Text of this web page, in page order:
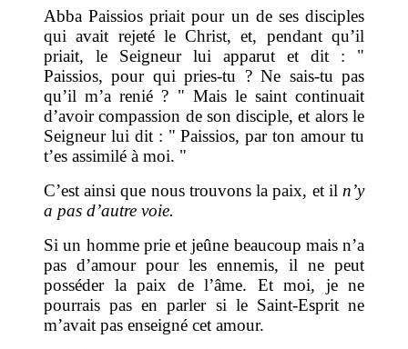
Abba Paissios priait pour un de ses disciples
qui avait rejeté le Christ, et, pendant qu’il
priait, le Seigneur lui apparut et dit : "
Paissios, pour qui pries-tu ? Ne sais-tu pas
qu’il m’a renié ? " Mais le saint continuait
d’avoir compassion de son disciple, et alors le
Seigneur lui dit : " Paissios, par ton amour tu
t’es assimilé à moi. "
C’est ainsi que nous trouvons la paix, et il n’y
a pas d’autre voie.
Si un homme prie et jeûne beaucoup mais n’a
pas d’amour pour les ennemis, il ne peut
posséder la paix de l’âme. Et moi, je ne
pourrais pas en parler si le Saint-Esprit ne
m’avait pas enseigné cet amour.